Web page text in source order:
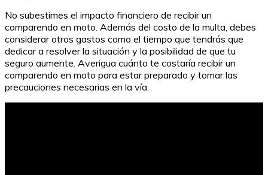
No subestimes el impacto financiero de recibir un
comparendo en moto. Además del costo de la multa, debes
considerar otros gastos como el tiempo que tendrás que
dedicar a resolver la situación y la posibilidad de que tu
seguro aumente. Averigua cuánto te costaría recibir un
comparendo en moto para estar preparado y tomar las
precauciones necesarias en la vía.